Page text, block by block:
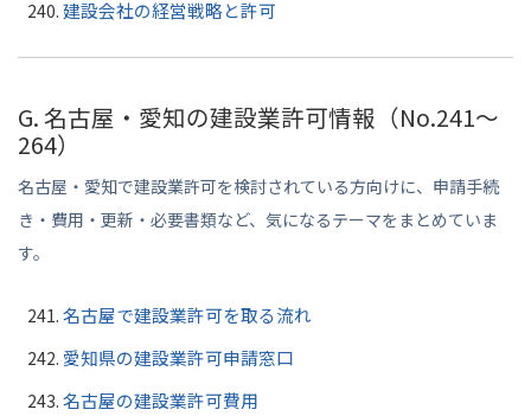
建設会社の経営戦略と許可
G. 名古屋・愛知の建設業許可情報（No.241〜
264）
名古屋・愛知で建設業許可を検討されている方向けに、申請手続
き・費用・更新・必要書類など、気になるテーマをまとめていま
す。
名古屋で建設業許可を取る流れ
愛知県の建設業許可申請窓口
名古屋の建設業許可費用